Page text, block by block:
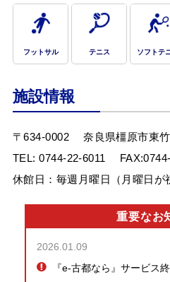
フットサル テニス ソフトテ
施設情報
〒634-0002
奈良県橿原市東
TEL:0744-22-6011
休館日：毎週月曜日（月曜日が
重要なお
2026.01.09
『e-古都なら』サービス